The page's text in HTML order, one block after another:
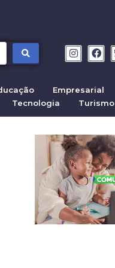
Empresarial
Tecnologia Turismo